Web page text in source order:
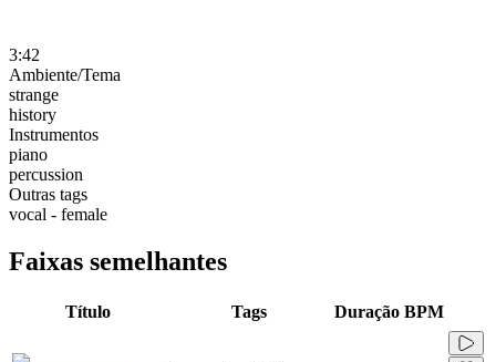
3:42
Ambiente/Tema
strange
history
Instrumentos
piano
percussion
Outras tags
vocal - female
Faixas semelhantes
Título Tags Duração BPM